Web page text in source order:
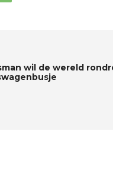
wil de wereld